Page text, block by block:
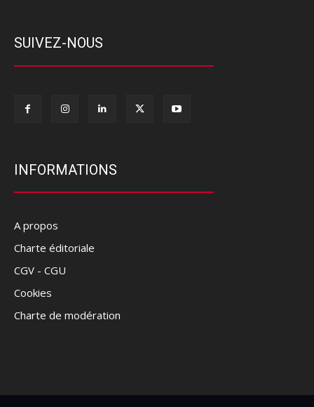
SUIVEZ-NOUS
INFORMATIONS
A propos
Charte éditoriale
CGV - CGU
Cookies
Charte de modération